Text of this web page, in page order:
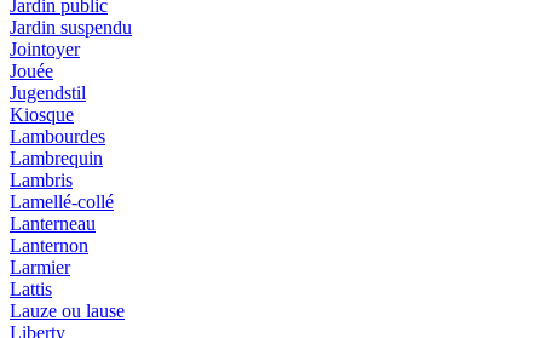
Jardin public
Jardin suspendu
Jointoyer
Jouée
Jugendstil
Kiosque
Lambourdes
Lambrequin
Lambris
Lamellé-collé
Lanterneau
Lanternon
Larmier
Lattis
Lauze ou lause
Liberty